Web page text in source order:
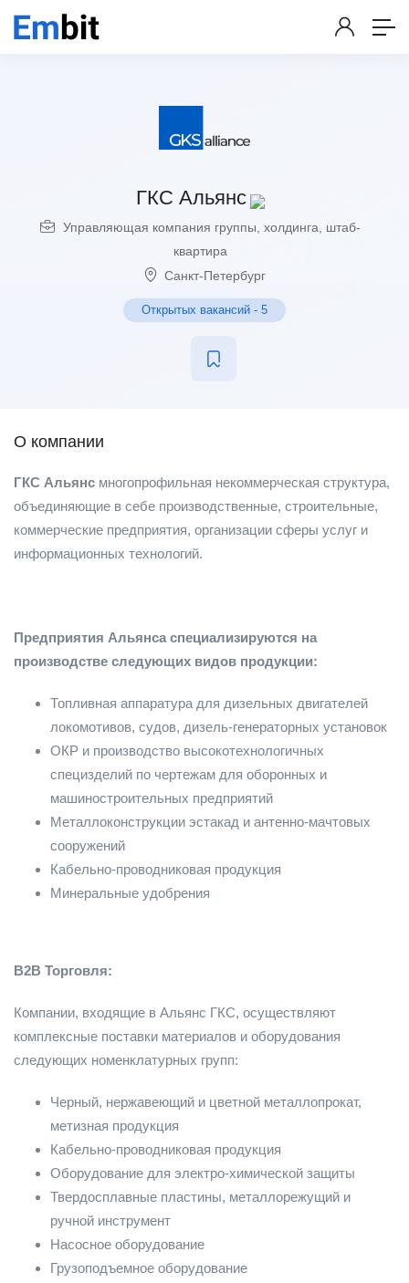
ГКС Альянс
Управляющая компания группы, холдинга, штаб-
квартира
Санкт-Петербург
Открытых вакансий - 5
О компании
ГКС Альянс многопрофильная некоммерческая структура,
объединяющие в себе производственные, строительные,
коммерческие предприятия, организации сферы услуг и
информационных технологий.
Предприятия Альянса специализируются на
производстве следующих видов продукции:
Топливная аппаратура для дизельных двигателей
локомотивов, судов, дизель-генераторных установок
ОКР и производство высокотехнологичных
специзделий по чертежам для оборонных и
машиностроительных предприятий
Металлоконструкции эстакад и антенно-мачтовых
сооружений
Кабельно-проводниковая продукция
Минеральные удобрения
B2B Торговля:
Компании, входящие в Альянс ГКС, осуществляют
комплексные поставки материалов и оборудования
следующих номенклатурных групп:
Черный, нержавеющий и цветной металлопрокат,
метизная продукция
Кабельно-проводниковая продукция
Оборудование для электро-химической защиты
Твердосплавные пластины, металлорежущий и
ручной инструмент
Насосное оборудование
Грузоподъемное оборудование